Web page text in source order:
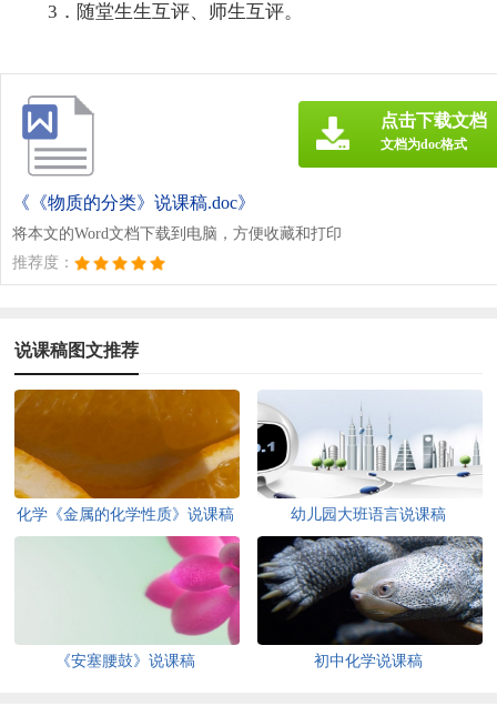
3．随堂生生互评、师生互评。
《《物质的分类》说课稿.doc》
将本文的Word文档下载到电脑，方便收藏和打印
推荐度：
点击下载文档
文档为doc格式
说课稿图文推荐
化学《金属的化学性质》说课稿 幼儿园大班语言说课稿
《安塞腰鼓》说课稿 初中化学说课稿